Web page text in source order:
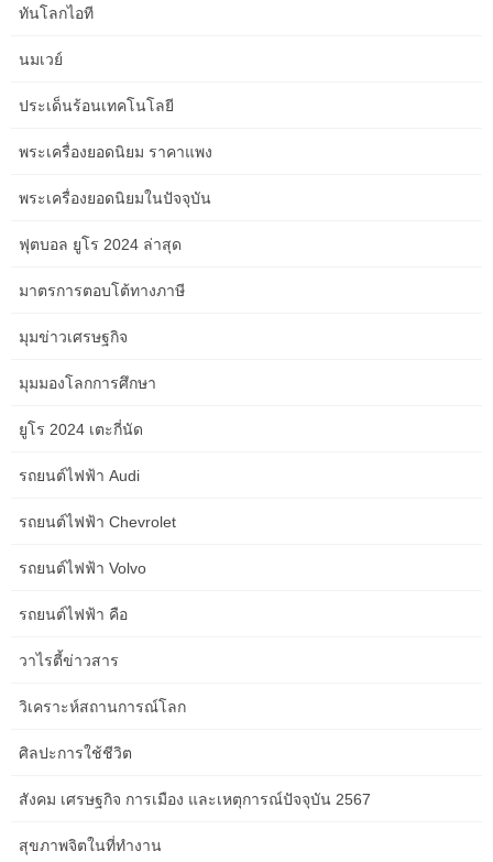
and Next Steps
Providers
Clarity in coastal Australia
Guide for Solo Operators
Ask Before Starting in South Australia
How to Improve Aged Care Service Content Without Wasting
Budget in regional NSW
Category
Adventure and Wildlife Experiences
Albany WA heritage architecture
Albany WA shipwreck sites
best Chrome extensions for devs
Best pubs and bars in Albany
ทันโลกไอที
นมเวย์
ประเด็นร้อนเทคโนโลยี
พระเครื่องยอดนิยม ราคาแพง
พระเครื่องยอดนิยมในปัจจุบัน
ฟุตบอล ยูโร 2024 ล่าสุด
มาตรการตอบโต้ทางภาษี
มุมข่าวเศรษฐกิจ
มุมมองโลกการศึกษา
ยูโร 2024 เตะกี่นัด
รถยนต์ไฟฟ้า Audi
รถยนต์ไฟฟ้า Chevrolet
รถยนต์ไฟฟ้า Volvo
รถยนต์ไฟฟ้า คือ
วาไรตี้ข่าวสาร
วิเคราะห์สถานการณ์โลก
ศิลปะการใช้ชีวิต
สังคม เศรษฐกิจ การเมือง และเหตุการณ์ปัจจุบัน 2567
สุขภาพจิตในที่ทำงาน